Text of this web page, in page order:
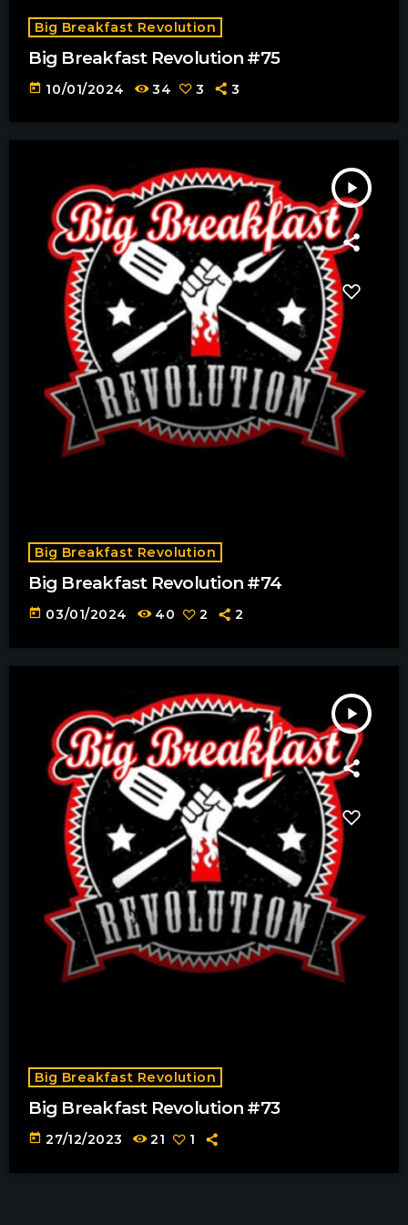
Big Breakfast Revolution
Big Breakfast Revolution #75
today 10/01/2024 34 3 3
play_arrow
Big Breakfast Revolution
Big Breakfast Revolution #74
today 03/01/2024 40 2 2
play_arrow
Big Breakfast Revolution
Big Breakfast Revolution #73
today 27/12/2023 21 1